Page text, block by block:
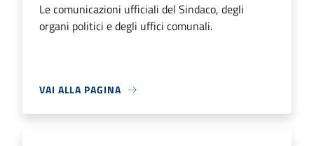
Le comunicazioni ufficiali del Sindaco, degli
organi politici e degli uffici comunali.
VAI ALLA PAGINA